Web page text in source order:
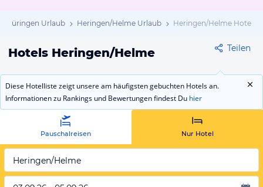
Thüringen Urlaub Heringen/Helme Urlaub Heringen/Helme Hotels
Hotels Heringen/Helme Teilen
Diese Hotelliste zeigt unsere am häufigsten gebuchten Hotels an.
Informationen zu Rankings und Bewertungen findest Du hier
Pauschalreisen Nur Hotel
Heringen/Helme